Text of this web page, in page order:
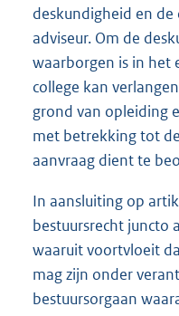
deskundigheid en
adviseur. Om de
waarborgen is in het
college kan
grond van opleiding
met betrekking tot
aanvraag dient te
In aansluiting op
bestuursrecht juncto
waaruit voortvloeit
mag zijn onder
bestuursorgaan